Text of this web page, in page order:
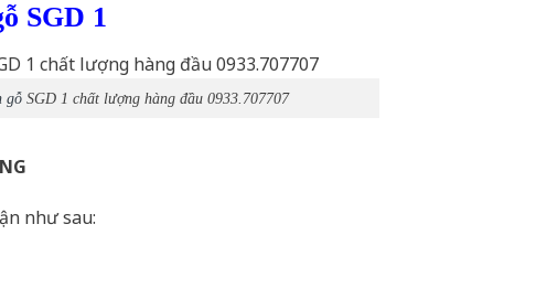
SGD 1
gỗSGD 1 chất lượng hàng đầu 0933.707707
như sau: